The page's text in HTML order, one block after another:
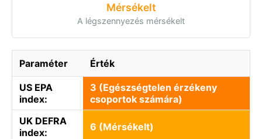
Mérsékelt
A légszennyezés mérsékelt
Paraméter Érték
US EPA
index:
3 (Egészségtelen érzékeny
csoportok számára)
UK DEFRA
index:
6 (Mérsékelt)